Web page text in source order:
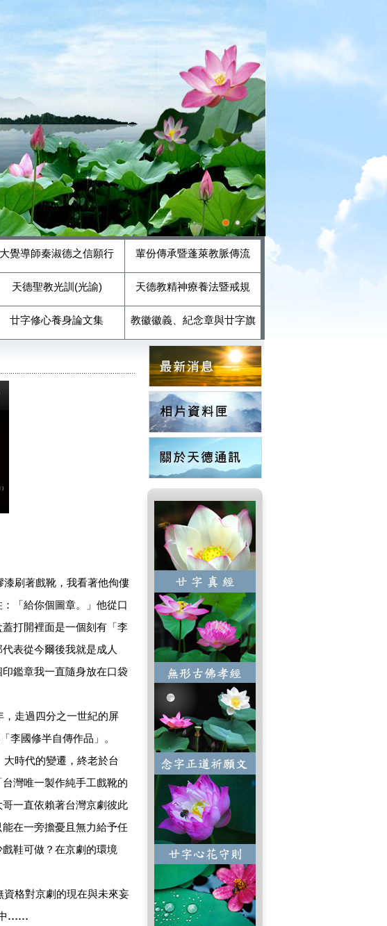
大覺導師秦淑德之信願行 輩份傳承暨蓬萊教脈傳流
天德聖教光訓(光諭) 天德教精神療養法暨戒規
廿字修心養身論文集 教徽徽義、紀念章與廿字旗
刷著戲靴，我看著他佝僂
「給你個圖章。」他從口
打開裡面是一個刻有「李
表從今爾後我就是成人
鑑章我一直隨身放在口袋
走過四分之一世紀的屏
李國修半自傳作品」。
時代的變遷，終老於台
灣唯一製作純手工戲靴的
一直依賴著台灣京劇彼此
在一旁擔憂且無力給予任
鞋可做？在京劇的環境
格對京劇的現在與未來妄
……